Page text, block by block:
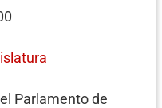
Parlamento de